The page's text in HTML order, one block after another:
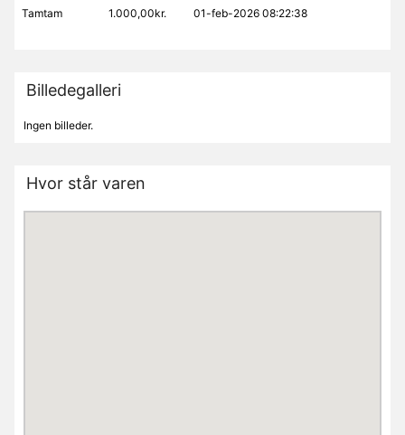
Tamtam 1.000,00kr. 01-feb-2026 08:22:38
Billedegalleri
Ingen billeder.
Hvor står varen